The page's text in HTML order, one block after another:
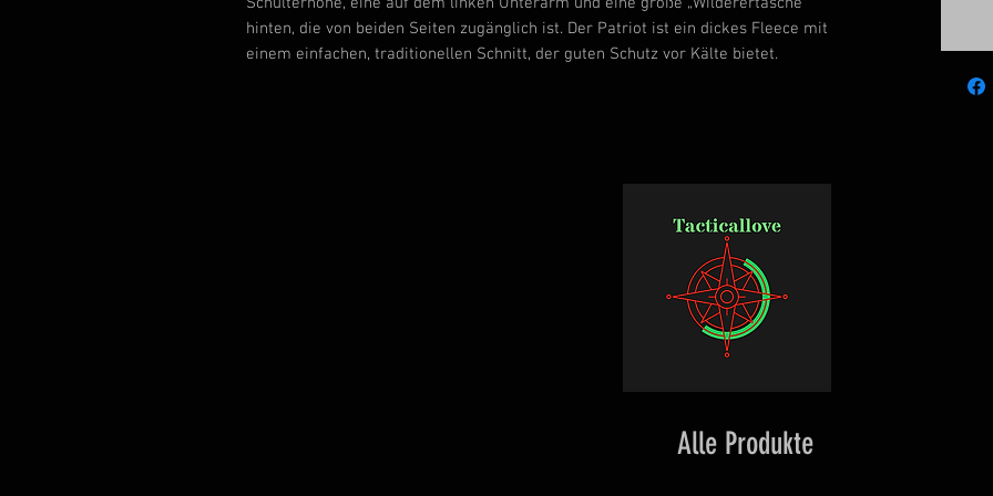
hinten, die von beiden Seiten zugänglich ist. Der Patriot ist ein dickes Fleece mit
einem einfachen, traditionellen Schnitt, der guten Schutz vor Kälte bietet.
Alle Produkte